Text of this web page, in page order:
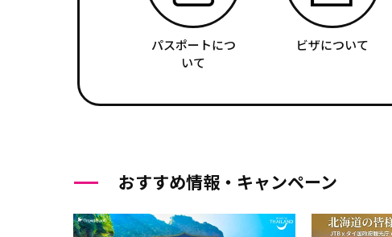
パスポートにつ
いて
ビザについて
おすすめ情報・キャンペーン